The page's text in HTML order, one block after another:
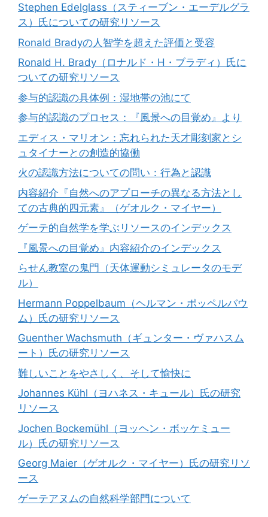
Stephen Edelglass（スティーブン・エーデルグラ
ス）氏についての研究リソース
Ronald Bradyの人智学を超えた評価と受容
Ronald H. Brady（ロナルド・H・ブラディ）氏に
ついての研究リソース
参与的認識の具体例：湿地帯の池にて
参与的認識のプロセス：『風景への目覚め』より
エディス・マリオン：忘れられた天才彫刻家とシ
ュタイナーとの創造的協働
火の認識方法についての問い：行為と認識
内容紹介『自然へのアプローチの異なる方法とし
ての古典的四元素』（ゲオルク・マイヤー）
ゲーテ的自然学を学ぶリソースのインデックス
『風景への目覚め』内容紹介のインデックス
らせん教室の鬼門（天体運動シミュレータのモデ
ル）
Hermann Poppelbaum（ヘルマン・ポッペルバウ
ム）氏の研究リソース
Guenther Wachsmuth（ギュンター・ヴァハスム
ート）氏の研究リソース
難しいことをやさしく、そして愉快に
Johannes Kühl（ヨハネス・キュール）氏の研究
リソース
Jochen Bockemühl（ヨッヘン・ボッケミュー
ル）氏の研究リソース
Georg Maier（ゲオルク・マイヤー）氏の研究リソ
ース
ゲーテアヌムの自然科学部門について